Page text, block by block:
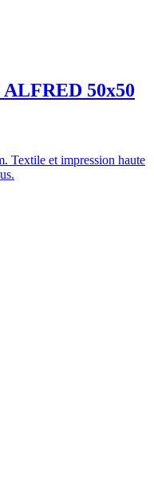
50x50
Textile et impression haute